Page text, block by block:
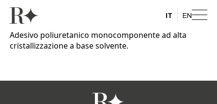
IT EN
Adesivo poliuretanico monocomponente ad alta
cristallizzazione a base solvente.